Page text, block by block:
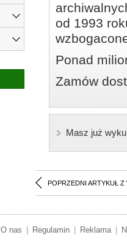
od 1993
Ponad
Zamów
Masz już
POPRZEDNI ARTYKUŁ Z
O nas Regulamin Reklama